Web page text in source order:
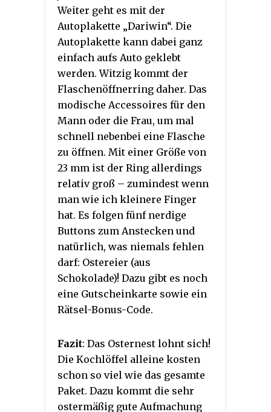
Weiter geht es mit der
Autoplakette „Dariwin“. Die
Autoplakette kann dabei ganz
einfach aufs Auto geklebt
werden. Witzig kommt der
Flaschenöffnerring daher. Das
modische Accessoires für den
Mann oder die Frau, um mal
schnell nebenbei eine Flasche
zu öffnen. Mit einer Größe von
23 mm ist der Ring allerdings
relativ groß – zumindest wenn
man wie ich kleinere Finger
hat. Es folgen fünf nerdige
Buttons zum Anstecken und
natürlich, was niemals fehlen
darf: Ostereier (aus
Schokolade)! Dazu gibt es noch
eine Gutscheinkarte sowie ein
Rätsel-Bonus-Code.
Fazit: Das Osternest lohnt sich!
Die Kochlöffel alleine kosten
schon so viel wie das gesamte
Paket. Dazu kommt die sehr
ostermäßig gute Aufmachung